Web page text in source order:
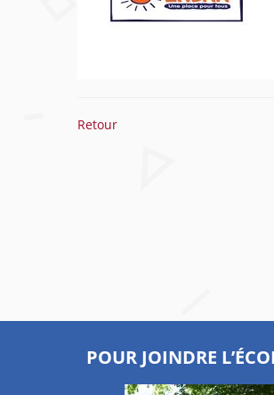
Retour
POUR JOINDRE